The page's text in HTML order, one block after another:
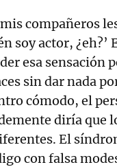
compañeros
soy actor, ¿eh?’
esa sensación
sin dar nada
cómodo, el
diría que
El
con falsa